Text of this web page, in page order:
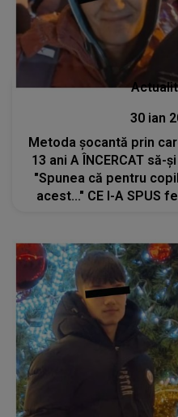
30 ian
Metoda șocantă prin
13 ani A ÎNCERCAT să-
"Spunea că pentru
acest..." CE I-A SPUS